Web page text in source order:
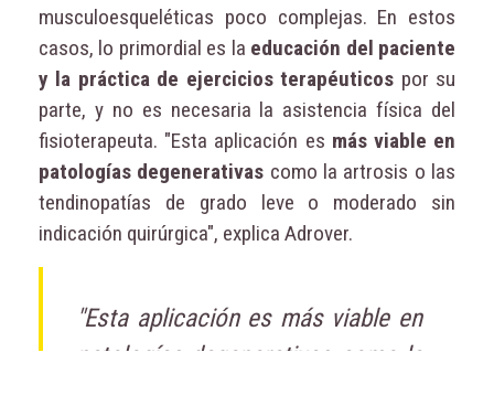
musculoesqueléticas poco complejas. En estos
casos, lo primordial es la educación del paciente
y la práctica de ejercicios terapéuticos por su
parte, y no es necesaria la asistencia física del
fisioterapeuta. "Esta aplicación es más viable en
patologías degenerativas como la artrosis o las
tendinopatías de grado leve o moderado sin
indicación quirúrgica", explica Adrover.
"Esta aplicación es más viable en
patologías degenerativas como la